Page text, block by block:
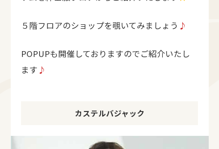
５階フロアのショップを覗いてみましょう ♪
POPUPも開催しておりますのでご紹介いたし
ます ♪
カステルバジャック